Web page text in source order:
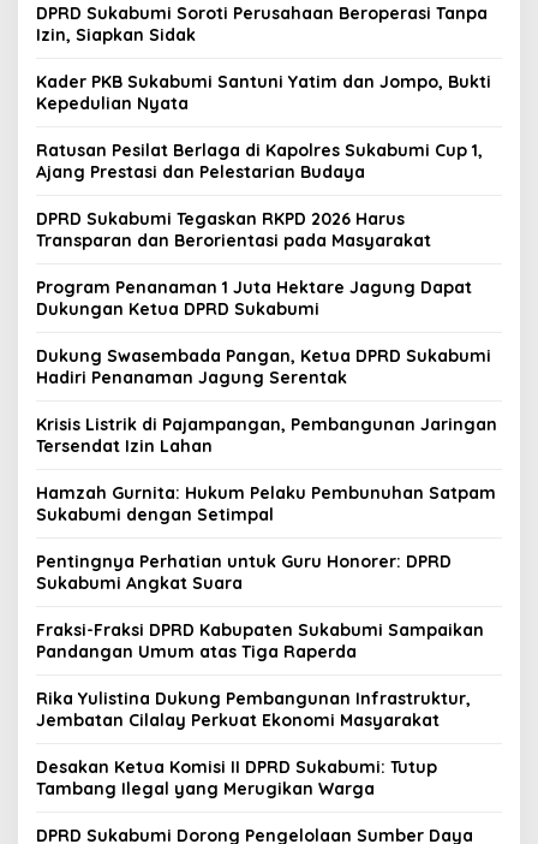
DPRD Sukabumi Soroti Perusahaan Beroperasi Tanpa
Izin, Siapkan Sidak
Kader PKB Sukabumi Santuni Yatim dan Jompo, Bukti
Kepedulian Nyata
Ratusan Pesilat Berlaga di Kapolres Sukabumi Cup 1,
Ajang Prestasi dan Pelestarian Budaya
DPRD Sukabumi Tegaskan RKPD 2026 Harus
Transparan dan Berorientasi pada Masyarakat
Program Penanaman 1 Juta Hektare Jagung Dapat
Dukungan Ketua DPRD Sukabumi
Dukung Swasembada Pangan, Ketua DPRD Sukabumi
Hadiri Penanaman Jagung Serentak
Krisis Listrik di Pajampangan, Pembangunan Jaringan
Tersendat Izin Lahan
Hamzah Gurnita: Hukum Pelaku Pembunuhan Satpam
Sukabumi dengan Setimpal
Pentingnya Perhatian untuk Guru Honorer: DPRD
Sukabumi Angkat Suara
Fraksi-Fraksi DPRD Kabupaten Sukabumi Sampaikan
Pandangan Umum atas Tiga Raperda
Rika Yulistina Dukung Pembangunan Infrastruktur,
Jembatan Cilalay Perkuat Ekonomi Masyarakat
Desakan Ketua Komisi II DPRD Sukabumi: Tutup
Tambang Ilegal yang Merugikan Warga
DPRD Sukabumi Dorong Pengelolaan Sumber Daya